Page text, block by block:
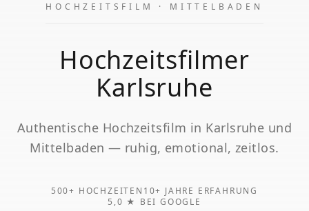
HOCHZEITSFILM · MITTELBADEN
Hochzeitsfilmer
Karlsruhe
Authentische Hochzeitsfilm in Karlsruhe und
Mittelbaden — ruhig, emotional, zeitlos.
500+ HOCHZEITEN 10+ JAHRE ERFAHRUNG
5,0 ★ BEI GOOGLE